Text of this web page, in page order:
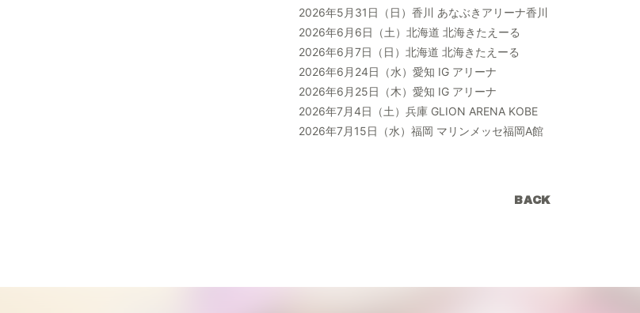
2026年5月31日（日）香川 あなぶきアリーナ香川
2026年6月6日（土）北海道 北海きたえーる
2026年6月7日（日）北海道 北海きたえーる
2026年6月24日（水）愛知 IG アリーナ
2026年6月25日（木）愛知 IG アリーナ
2026年7月4日（土）兵庫 GLION ARENA KOBE
2026年7月15日（水）福岡 マリンメッセ福岡A館
BACK